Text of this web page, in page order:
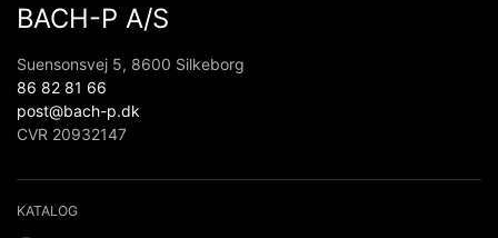
BACH-P A/S
Suensonsvej 5, 8600 Silkeborg
86 82 81 66
post@bach-p.dk
CVR 20932147
KATALOG